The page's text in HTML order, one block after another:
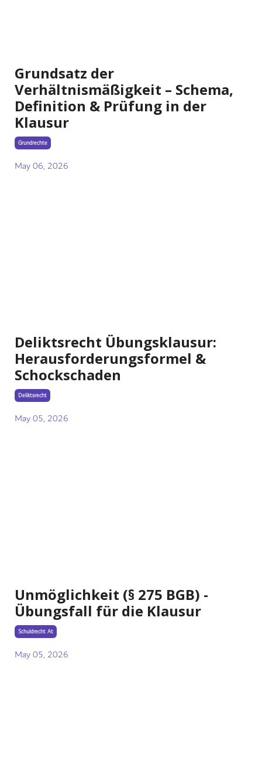
Grundsatz der
Verhältnismäßigkeit – Schema,
Definition & Prüfung in der
Klausur
Grundrechte
May 06, 2026
Deliktsrecht Übungsklausur:
Herausforderungsformel &
Schockschaden
Deliktsrecht
May 05, 2026
Unmöglichkeit (§ 275 BGB) -
Übungsfall für die Klausur
Schuldrecht At
May 05, 2026